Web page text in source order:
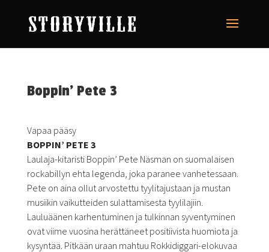
Boppin’ Pete 3
Vapaa pääsy
BOPPIN’ PETE 3
Laulaja-kitaristi Boppin’ Pete Näsman on suomalaisen
rockabillyn ehta legenda, joka paranee vanhetessaan.
Pete on aina ollut arvostettu tyylitajustaan ja mustan
musiikin vaikutteiden sulattamisesta tyylilajiin.
Lauluäänen karhentuminen ja tulkinnan syventyminen
ovat viime vuosina herättäneet positiivista huomiota ja
kysyntää. Pitkään uraan mahtuu Rokkidiggari-elokuvaa